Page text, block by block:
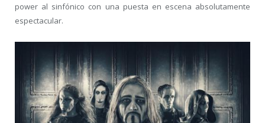
power al sinfónico con una puesta en escena absolutamente
espectacular.